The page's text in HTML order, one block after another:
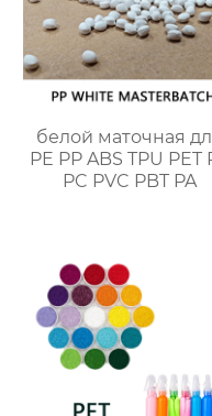
белой маточная
PE PP ABS TPU PET
PC PVC PBT PA